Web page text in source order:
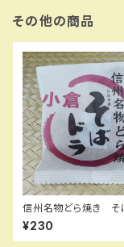
その他の商品
信州名物どら焼き そ
¥230